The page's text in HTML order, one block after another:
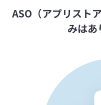
ASO（アプリスト
みはあ